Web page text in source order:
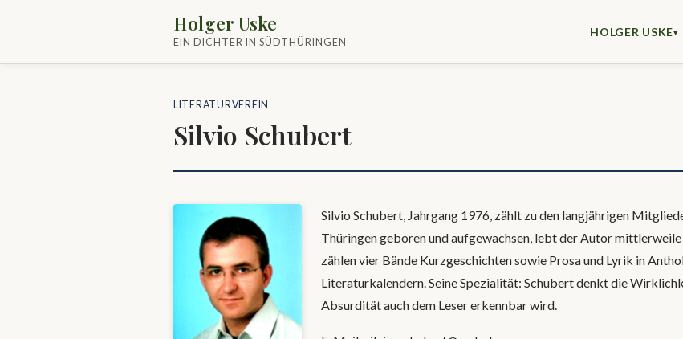
Holger Uske
EIN DICHTER IN SÜDTHÜRINGEN
HOLGER USKE▾
LITERATURVEREIN
Silvio Schubert
Silvio Schubert, Jahrgang 1976, zählt zu den langjährigen
Thüringen geboren und aufgewachsen, lebt der Autor
zählen vier Bände Kurzgeschichten sowie Prosa und Lyrik in
Literaturkalendern. Seine Spezialität: Schubert denkt die
Absurdität auch dem Leser erkennbar wird.